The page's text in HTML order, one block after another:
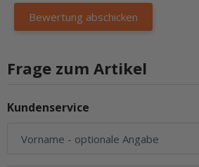
Frage zum Artikel
Kundenservice
Vorname - optionale Angabe